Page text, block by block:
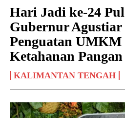
Hari Jadi ke-24
Gubernur Agustiar
Penguatan UMKM
Ketahanan Pangan
KALIMANTAN TENGAH